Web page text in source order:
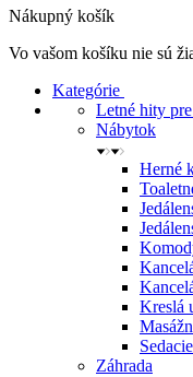
Nákupný košík
Vo vašom košíku nie sú
Kategórie
Letné hity
Nábytok
Herné
Kreslá
Záhrada